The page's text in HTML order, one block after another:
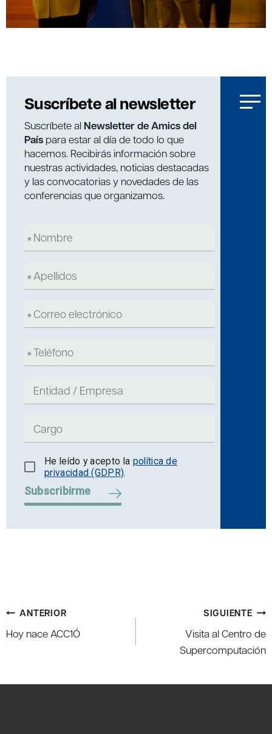
Suscríbete al newsletter
Suscríbete al Newsletter de Amics del
País para estar al día de todo lo que
hacemos. Recibirás información sobre
nuestras actividades, noticias destacadas
y las convocatorias y novedades de las
conferencias que organizamos.
He leído y acepto la política de
privacidad (GDPR).
Subscribirme
Navegación
de
ANTERIOR
Hoy nace ACC1Ó
SIGUIENTE
Visita al Centro de
Supercomputación